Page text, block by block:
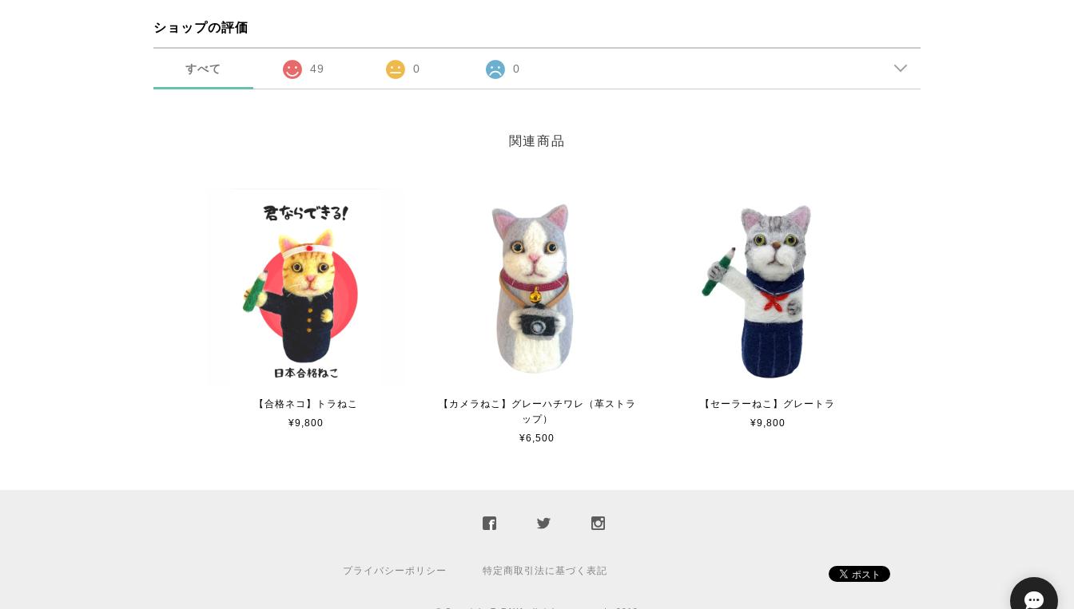
ショップの評価
すべて 49 0 0
関連商品
【合格ネコ】トラねこ
¥9,800
【カメラねこ】グレーハチワレ（革ストラ
ップ）
¥6,500
【セーラーねこ】グレートラ
¥9,800
プライバシーポリシー 特定商取引法に基づく表記